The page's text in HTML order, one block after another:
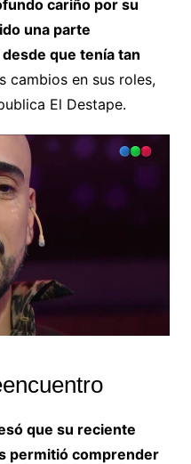
cariño por su
una parte
que tenía tan
cambios en sus roles,
El Destape.
que su reciente
permitió comprender